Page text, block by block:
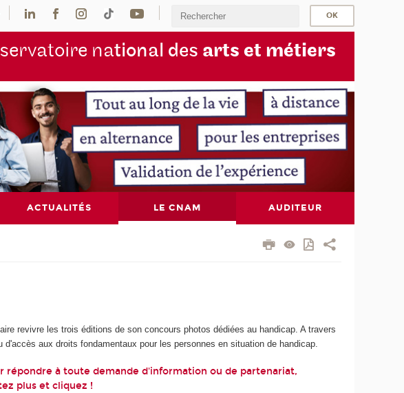
national des arts et métiers
ACTUALITÉS LE CNAM AUDITEUR
revivre les trois éditions de son concours photos dédiées au handicap. A travers
aux droits fondamentaux pour les personnes en situation de handicap.
à toute demande d'information ou de partenariat,
plus et cliquez !